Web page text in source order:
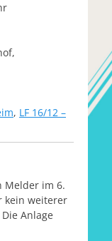
, LF 16/12 –
Melder im 6.
kein weiterer
Anlage